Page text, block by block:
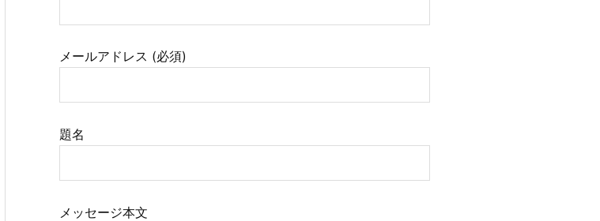
メールアドレス (必須)
題名
メッセージ本文